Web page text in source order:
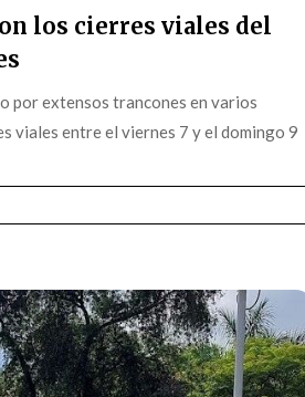
los cierres viales del
por extensos trancones en varios
viales entre el viernes 7 y el domingo 9